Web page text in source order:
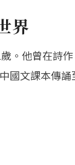
界
。他曾在詩
國文課本傳誦